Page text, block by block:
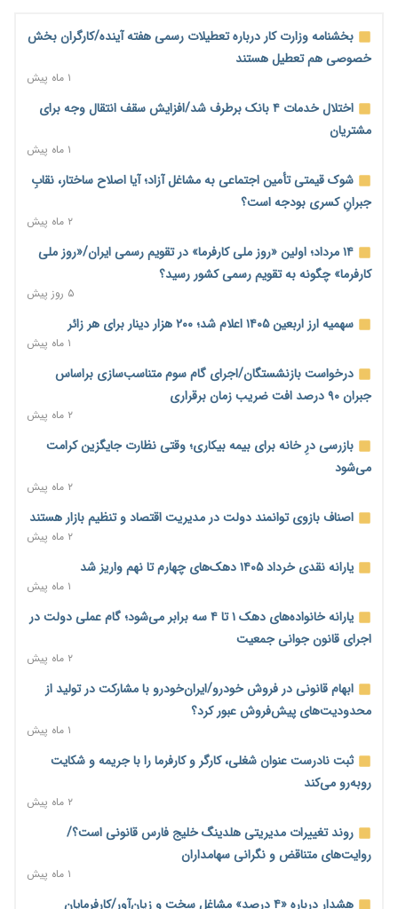
کاغذی چیست؟
هاشمی: توسعه ارتباطات کشور حتی در شرایط جنگی متوقف نشد
۸ ساعت پیش
وزیر ارتباطات: حجم‌خوری اینترنت خط قرمز است؛ برخورد جدی با
۹ ساعت پیش
پالایشگاه تهران در مسیر افزایش تولید بنزین و ارتقای استاندارد
۹ ساعت پیش
کیف پول ایران؛ از ابزار پرداخت تا سکوی اعتباردهی و خدمات بانکی
کاهش تقاضا حباب سکه را به زیر ۳ میلیون تومان رساند؛ هشدار
۱۰ ساعت پیش
۷ میلیارد دلار از تسهیلات نفتی صندوق توسعه ملی معوق شد؛
۱۰ ساعت پیش
دولت مسئولیت احراز اهلیت کارت‌های بازرگانی را از اتاق گرفت؛
۱۱ ساعت پیش
بانک مرکزی برای تسهیل تجارت خارجی و تأمین مالی پروژه‌ها به
شبکه بانکی فراخوان داد + فیلم
دولت در حال تأمین منابع جدید برای افزایش اعتبار کالابرگ؛
جزئیات به‌زودی اعلام می‌شود
گسترش چتر بیمه‌ای برای مشاغل نوپدید؛ بیش از ۲۸۰ هزار فرهنگی
مدارس غیردولتی بیمه شدند
انتقال ریلی نفت ایران از مسیر افغانستان به چین توجیه اقتصادی
ندارد
رصد زنجیره معاملات برای شناسایی تخلفات مالی و جریان‌های
مشکوک
بیش از ۶۰ درصد ناوگان حمل‌ونقل جنوب زیر ضرب جنگ رفت/
بخشنامه وزارت کار درباره تعطیلات رسمی هفته آینده/کارگران بخش
خصوصی هم تعطیل هستند
۱ ماه پیش
اختلال خدمات ۴ بانک برطرف شد/افزایش سقف انتقال وجه برای
مشتریان
۱ ماه پیش
شوک قیمتی تأمین اجتماعی به مشاغل آزاد؛ آیا اصلاح ساختار، نقابِ
جبرانِ کسری بودجه است؟
۲ ماه پیش
۱۴ مرداد؛ اولین «روز ملی کارفرما» در تقویم رسمی ایران/«روز ملی
کارفرما» چگونه به تقویم رسمی کشور رسید؟
۵ روز پیش
سهمیه ارز اربعین ۱۴۰۵ اعلام شد؛ ۲۰۰ هزار دینار برای هر زائر
۱ ماه پیش
درخواست بازنشستگان/اجرای گام سوم متناسب‌سازی براساس
جبران ۹۰ درصد افت ضریب زمان برقراری
۲ ماه پیش
بازرسی درِ خانه برای بیمه بیکاری؛ وقتی نظارت جایگزین کرامت
می‌شود
۲ ماه پیش
اصناف بازوی توانمند دولت در مدیریت اقتصاد و تنظیم بازار هستند
۲ ماه پیش
یارانه نقدی خرداد ۱۴۰۵ دهک‌های چهارم تا نهم واریز شد
۱ ماه پیش
یارانه خانواده‌های دهک ۱ تا ۴ سه برابر می‌شود؛ گام عملی دولت در
اجرای قانون جوانی جمعیت
۲ ماه پیش
ابهام قانونی در فروش خودرو/ایران‌خودرو با مشارکت در تولید از
محدودیت‌های پیش‌فروش عبور کرد؟
۱ ماه پیش
ثبت نادرست عنوان شغلی، کارگر و کارفرما را با جریمه و شکایت
روبه‌رو می‌کند
۲ ماه پیش
روند تغییرات مدیریتی هلدینگ خلیج فارس قانونی است؟/
روایت‌های متناقض و نگرانی سهامداران
۱ ماه پیش
هشدار درباره «۴ درصد» مشاغل سخت و زیان‌آور/کارفرمایان